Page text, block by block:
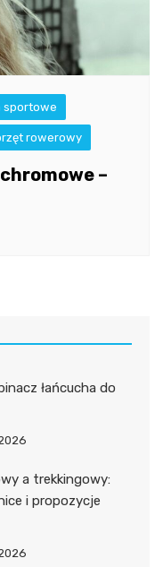
sportowe
rowerowy
–
łańcucha do
a trekkingowy:
i propozycje